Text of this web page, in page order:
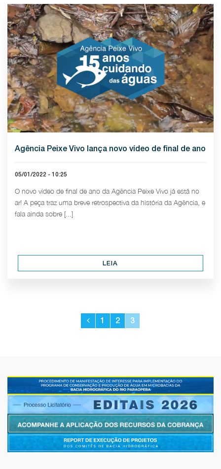
Agência Peixe Vivo lança novo vídeo de final de ano
05/01/2022 - 10:25
O novo vídeo de final de ano da Agência Peixe Vivo já está no
ar! A peça traz uma breve retrospectiva da história da Agência, e
fala ainda sobre [...]
LEIA
1 2 3